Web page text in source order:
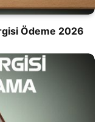
Ödeme 2026